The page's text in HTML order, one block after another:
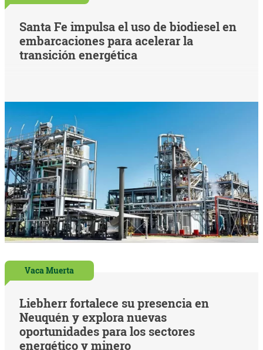
Santa Fe impulsa el uso de biodiesel en
embarcaciones para acelerar la
transición energética
Vaca Muerta
Liebherr fortalece su presencia en
Neuquén y explora nuevas
oportunidades para los sectores
energético y minero